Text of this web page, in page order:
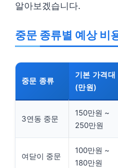
알아보겠습니다.
중문 종류별 예상 비
중문 종류
기본 가격대
(만원)
3연동 중문
150만원 ~
250만원
여닫이 중문
100만원 ~
180만원